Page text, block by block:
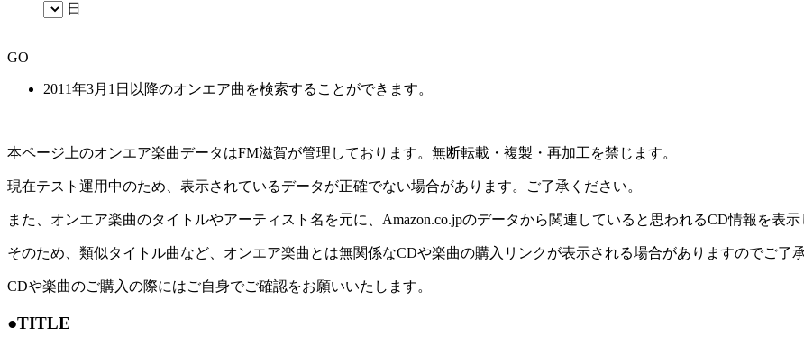
日
GO
2011年3月1日以降のオンエア曲を検索することができます。
本ページ上のオンエア楽曲データはFM滋賀が管理しております。無断転載・複製・再加工を禁じます。
現在テスト運用中のため、表示されているデータが正確でない場合があります。ご了承ください。
また、オンエア楽曲のタイトルやアーティスト名を元に、Amazon.co.jpのデータから関連していると思われるCD情報を表示
そのため、類似タイトル曲など、オンエア楽曲とは無関係なCDや楽曲の購入リンクが表示される場合がありますのでご了承
CDや楽曲のご購入の際にはご自身でご確認をお願いいたします。
●TITLE